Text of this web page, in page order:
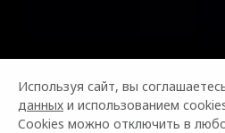
Используя сайт, вы
данных и использованием
Cookies можно отключить в